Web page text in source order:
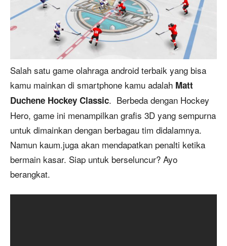
Salah satu game olahraga android terbaik yang bisa
kamu mainkan di smartphone kamu adalah Matt
Duchene Hockey Classic. Berbeda dengan Hockey
Hero, game ini menampilkan grafis 3D yang sempurna
untuk dimainkan dengan berbagau tim didalamnya.
Namun kaum.juga akan mendapatkan penalti ketika
bermain kasar. Siap untuk berseluncur? Ayo
berangkat.